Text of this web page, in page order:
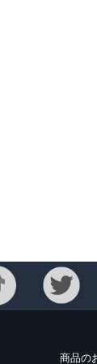
Eメー
プライバ
商品の